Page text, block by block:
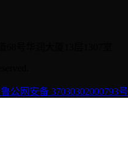
鲁公网安备 37030302000793号